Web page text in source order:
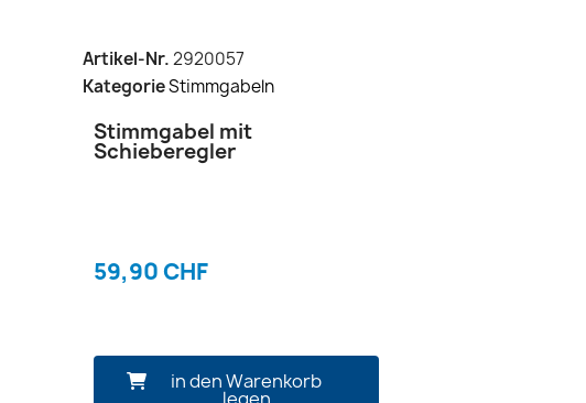
Artikel-Nr.2920057
KategorieStimmgabeln
Stimmgabel mit
Schieberegler
59,90 CHF
in den Warenkorb